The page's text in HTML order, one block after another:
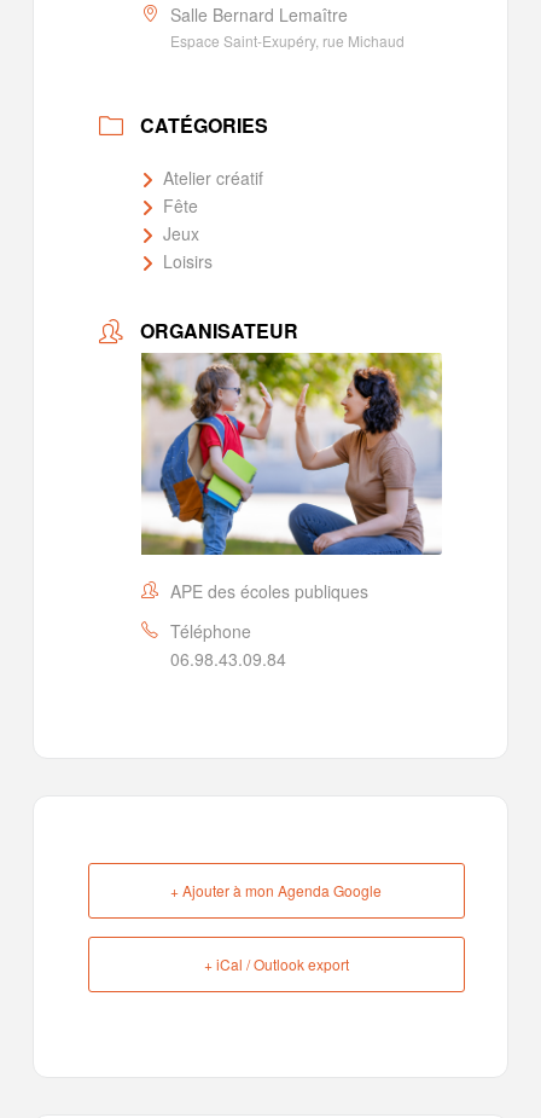
Salle Bernard Lemaître
Espace Saint-Exupéry, rue Michaud
CATÉGORIES
Atelier créatif
Fête
Jeux
Loisirs
ORGANISATEUR
APE des écoles publiques
Téléphone
06.98.43.09.84
+ Ajouter à mon Agenda Google
+ iCal / Outlook export